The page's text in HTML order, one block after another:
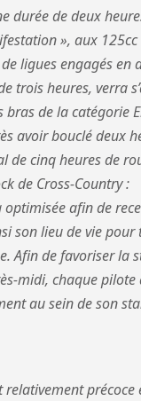
durée de deux
», aux
ligues engagés en
trois heures, verra
bras de la catégorie
avoir bouclé deux
de cinq heures de
de Cross-Country :
afin de
son lieu de vie
Afin de favoriser la
midi, chaque
au sein de son
relativement